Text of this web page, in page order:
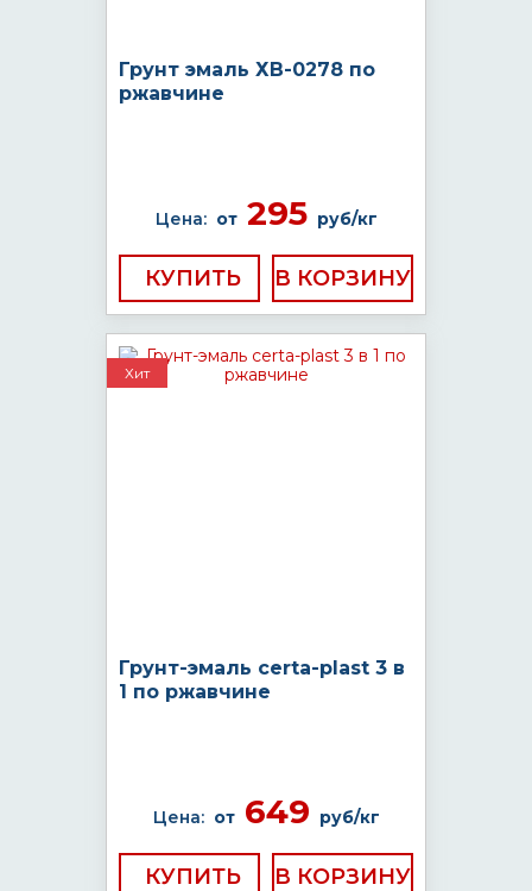
Грунт эмаль ХВ-0278 по
ржавчине
Цена: от295 руб/кг
КУПИТЬ
Хит
Грунт-эмаль certa-plast 3 в
1 по ржавчине
Цена: от649 руб/кг
КУПИТЬ